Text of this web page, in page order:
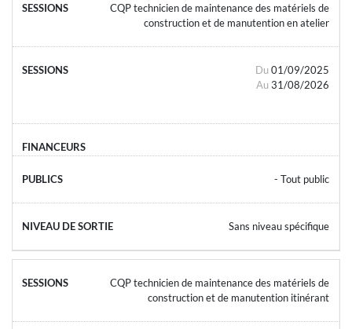
CQP technicien de maintenance des matériels de
construction et de manutention en atelier
Du 01/09/2025
Au 31/08/2026
- Tout public
Sans niveau spécifique
CQP technicien de maintenance des matériels de
construction et de manutention itinérant